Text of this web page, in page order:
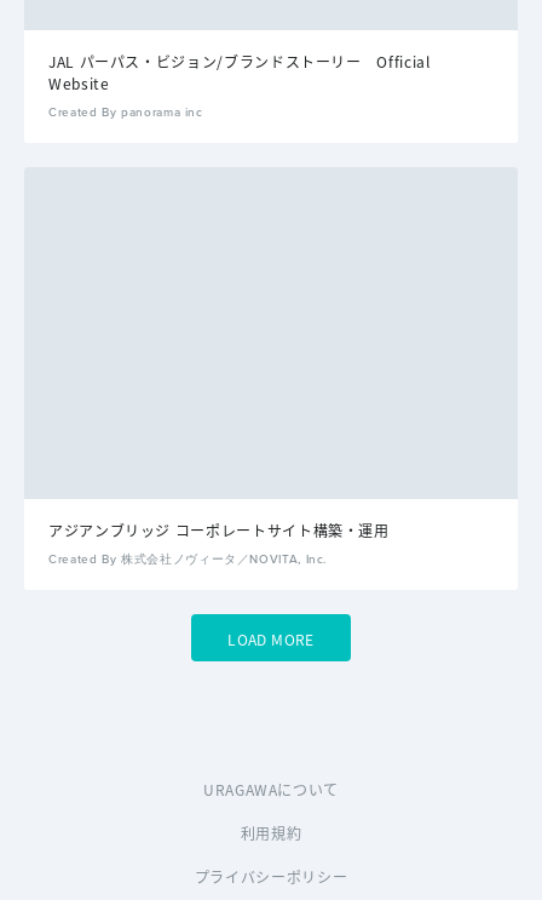
JAL パーパス・ビジョン/ブランドストーリー Official
Website
Created By panorama inc
アジアンブリッジ コーポレートサイト構築・運用
Created By 株式会社ノヴィータ／NOVITA, Inc.
LOAD MORE
URAGAWAについて
利用規約
プライバシーポリシー